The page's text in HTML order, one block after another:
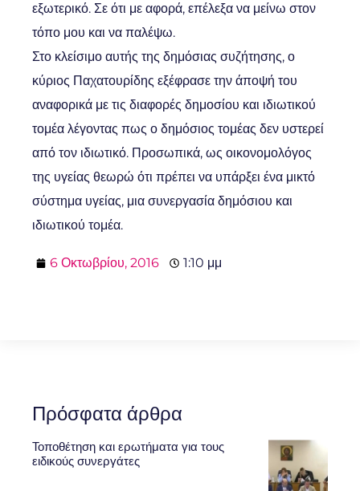
εξωτερικό. Σε ότι με αφορά, επέλεξα να μείνω στον
τόπο μου και να παλέψω.
Στο κλείσιμο αυτής της δημόσιας συζήτησης, ο
κύριος Παχατουρίδης εξέφρασε την άποψή του
αναφορικά με τις διαφορές δημοσίου και ιδιωτικού
τομέα λέγοντας πως ο δημόσιος τομέας δεν υστερεί
από τον ιδιωτικό. Προσωπικά, ως οικονομολόγος
της υγείας θεωρώ ότι πρέπει να υπάρξει ένα μικτό
σύστημα υγείας, μια συνεργασία δημόσιου και
ιδιωτικού τομέα.
6 Οκτωβρίου, 2016 1:10 μμ
Πρόσφατα άρθρα
Τοποθέτηση και ερωτήματα για τους
ειδικούς συνεργάτες